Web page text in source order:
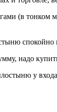
(в тонком
надо
у